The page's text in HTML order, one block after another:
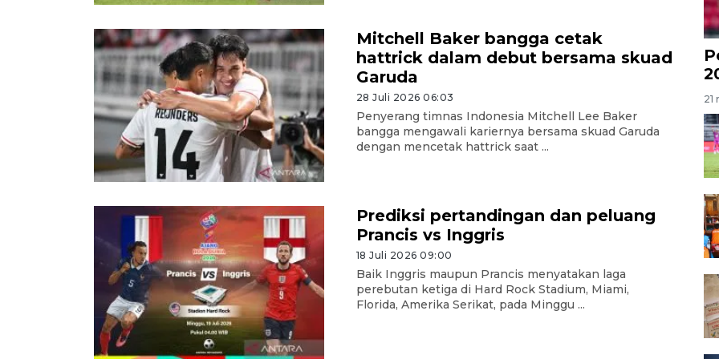
Mitchell Baker bangga cetak
hattrick dalam debut bersama skuad
Garuda
28 Juli 2026 06:03
Penyerang timnas Indonesia Mitchell Lee Baker
bangga mengawali kariernya bersama skuad Garuda
dengan mencetak hattrick saat ...
Prediksi pertandingan dan peluang
Prancis vs Inggris
18 Juli 2026 09:00
Baik Inggris maupun Prancis menyatakan laga
perebutan ketiga di Hard Rock Stadium, Miami,
Florida, Amerika Serikat, pada Minggu ...
21